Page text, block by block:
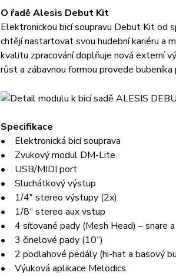
O řadě Alesis Debut Kit
Elektronickou bicí soupravu Debut Kit od
chtějí nastartovat svou hudební kariéru a
kvalitu zpracování doplňuje nová externí
růst a zábavnou formou provede
Specifikace
• Elektronická bicí souprava
• Zvukový modul DM-Lite
• USB/MIDI port
• Sluchátkový výstup
• 1/4" stereo výstupy (2x)
• 1/8“ stereo aux vstup
• 4 síťované pady (Mesh Head) – snare
• 3 činelové pady (10“)
• 2 podlahové pedály (hi-hat a basový
• Výuková aplikace Melodics